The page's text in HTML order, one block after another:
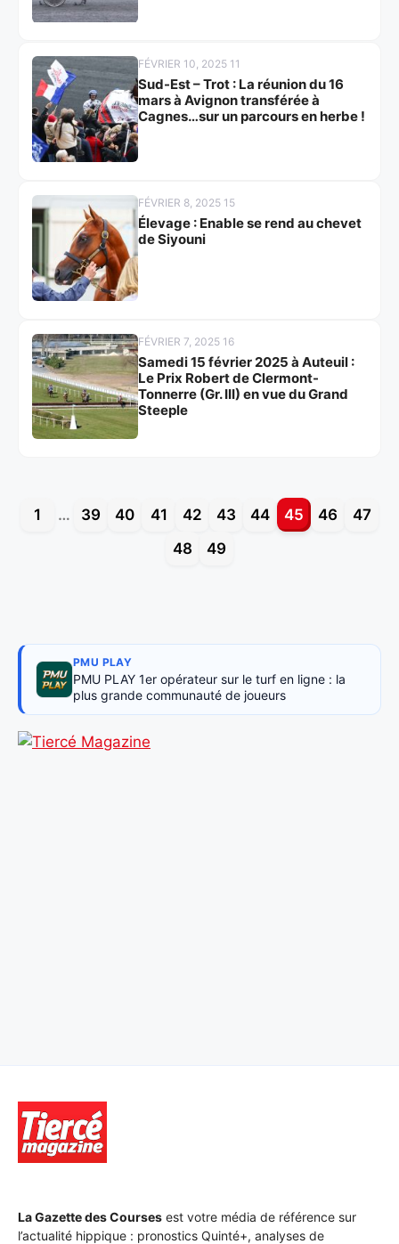
FÉVRIER 10, 2025 11
Sud-Est – Trot : La réunion du 16
mars à Avignon transférée à
Cagnes…sur un parcours en herbe !
FÉVRIER 8, 2025 15
Élevage : Enable se rend au chevet
de Siyouni
FÉVRIER 7, 2025 16
Samedi 15 février 2025 à Auteuil :
Le Prix Robert de Clermont-
Tonnerre (Gr. III) en vue du Grand
Steeple
1 … 39 40 41 42 43 44 45 46
47
48
49
PMU PLAY
PMU PLAY 1er opérateur sur le turf en ligne : la
plus grande communauté de joueurs
La Gazette des Courses est votre média de référence sur
l’actualité hippique : pronostics Quinté+, analyses de